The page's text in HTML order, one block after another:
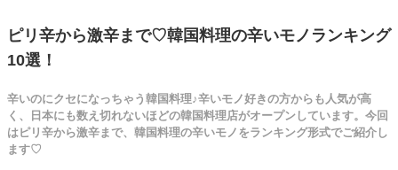
ピリ辛から激辛まで♡韓国料理の辛いモノランキング
10選！
辛いのにクセになっちゃう韓国料理♪辛いモノ好きの方からも人気が高
く、日本にも数え切れないほどの韓国料理店がオープンしています。今回
はピリ辛から激辛まで、韓国料理の辛いモノをランキング形式でご紹介し
ます♡